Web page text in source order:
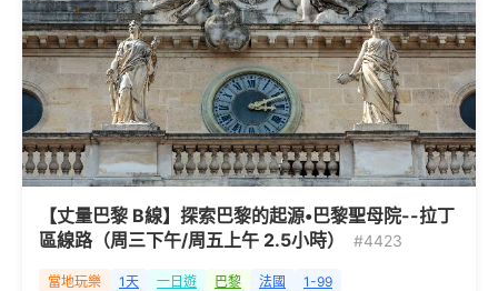
【丈量巴黎 B線】探索巴黎的起源•巴黎聖母院--拉丁
區線路（周三下午/周五上午 2.5小時）
#4423
當地玩樂 1天 一日遊 巴黎 法國 1-99